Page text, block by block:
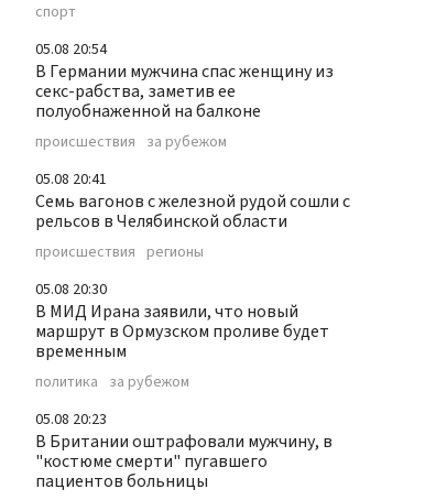
спорт
05.08 20:54
В Германии мужчина спас женщину из
секс-рабства, заметив ее
полуобнаженной на балконе
происшествия за рубежом
05.08 20:41
Семь вагонов с железной рудой сошли с
рельсов в Челябинской области
происшествия регионы
05.08 20:30
В МИД Ирана заявили, что новый
маршрут в Ормузском проливе будет
временным
политика за рубежом
05.08 20:23
В Британии оштрафовали мужчину, в
"костюме смерти" пугавшего
пациентов больницы